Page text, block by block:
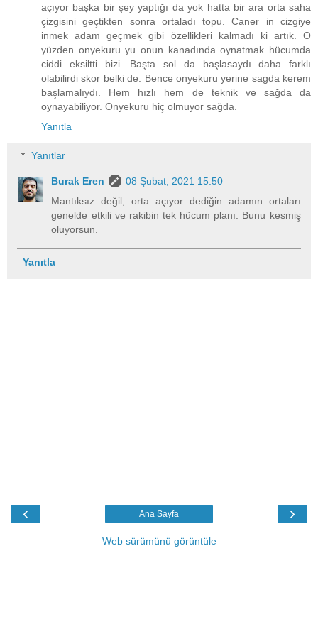
açıyor başka bir şey yaptığı da yok hatta bir ara orta saha
çizgisini geçtikten sonra ortaladı topu. Caner in cizgiye
inmek adam geçmek gibi özellikleri kalmadı ki artık. O
yüzden onyekuru yu onun kanadında oynatmak hücumda
ciddi eksiltti bizi. Başta sol da başlasaydı daha farklı
olabilirdi skor belki de. Bence onyekuru yerine sagda kerem
başlamalıydı. Hem hızlı hem de teknik ve sağda da
oynayabiliyor. Onyekuru hiç olmuyor sağda.
Yanıtla
Yanıtlar
Burak Eren
08 Şubat, 2021 15:50
Mantıksız değil, orta açıyor dediğin adamın ortaları
genelde etkili ve rakibin tek hücum planı. Bunu kesmiş
oluyorsun.
Yanıtla
‹ ›
Ana Sayfa
Web sürümünü görüntüle